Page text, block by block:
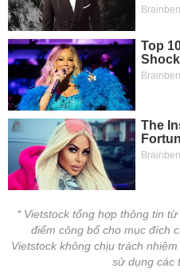
* Vietstock tổng hợp thông tin
điểm công bố cho mục đích
Vietstock không chịu trách
sử dụng các